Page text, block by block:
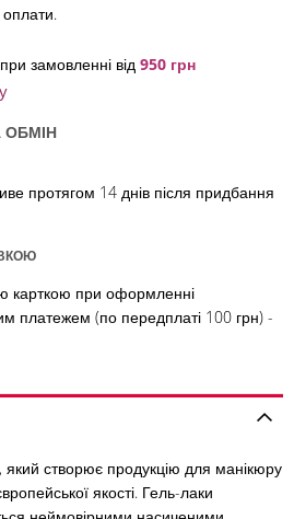
замовленні від 950 грн
ОБМІН
протягом 14 днів після придбання
карткою при оформленні
платежем (по передплаті 100 грн) -
створює продукцію для манікюру
якості. Гель-лаки